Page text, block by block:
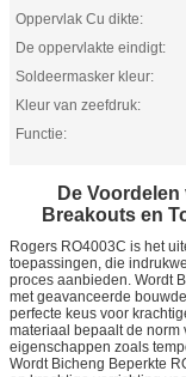
Oppervlak Cu dikte:
De oppervlakte eindigt:
Soldeermasker kleur:
Kleur van zeefdruk:
Functie:
De
Breakouts en
Rogers RO4003C is het
toepassingen, die
proces aanbieden. Wordt
met geavanceerde
perfecte keus voor
materiaal bepaalt de norm
eigenschappen zoals
Wordt Bicheng Beperkte